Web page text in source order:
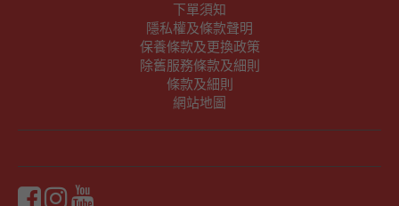
下單須知
隱私權及條款聲明
保養條款及更換政策
除舊服務條款及細則
條款及細則
網站地圖